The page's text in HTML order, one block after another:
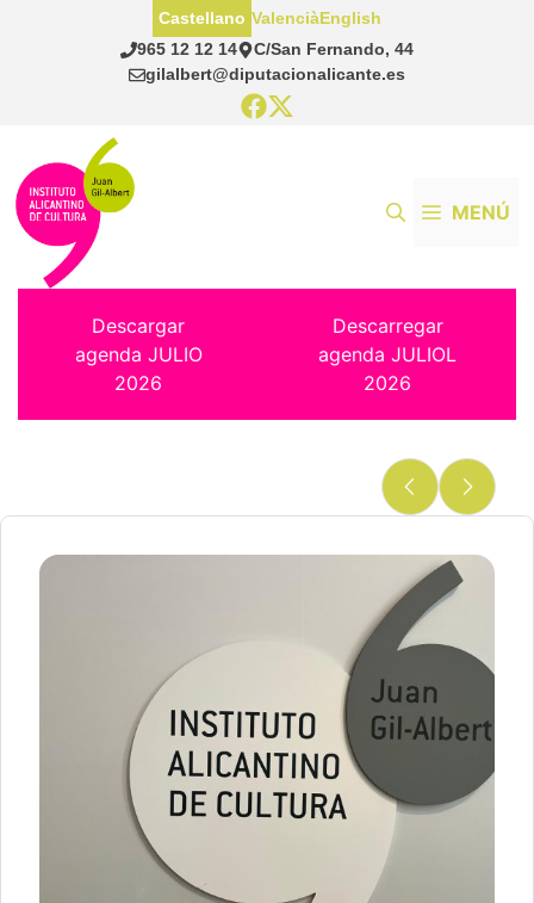
965 12 12 14
C/San Fernando, 44
gilalbert@diputacionalicante.es
Castellano ValenciàEnglish
MENÚ
Descargar
agenda JULIO
2026
Descarregar
agenda JULIOL
2026